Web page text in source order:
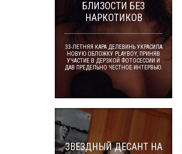
БЛИЗОСТИ БЕЗ
НАРКОТИКОВ
33-ЛЕТНЯЯ КАРА ДЕЛЕВИНЬ УКРАСИЛА
НОВУЮ ОБЛОЖКУ PLAYBOY, ПРИНЯВ
УЧАСТИЕ В ДЕРЗКОЙ ФОТОСЕССИИ И
ДАВ ПРЕДЕЛЬНО ЧЕСТНОЕ ИНТЕРВЬЮ.
ЗВЕЗДНЫЙ ДЕСАНТ НА